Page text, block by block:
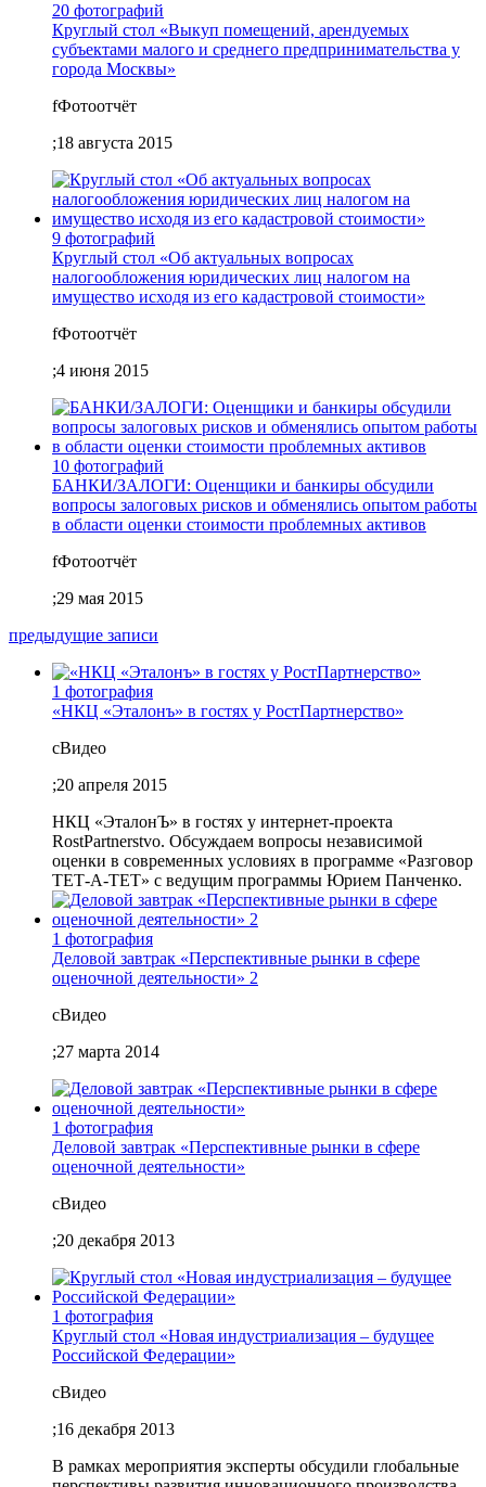
20 фотографий
Круглый стол «Выкуп помещений, арендуемых
субъектами малого и среднего предпринимательства у
города Москвы»
fФотоотчёт
;18 августа 2015
9 фотографий
Круглый стол «Об актуальных вопросах
налогообложения юридических лиц налогом на
имущество исходя из его кадастровой стоимости»
fФотоотчёт
;4 июня 2015
10 фотографий
БАНКИ/ЗАЛОГИ: Оценщики и банкиры обсудили
вопросы залоговых рисков и обменялись опытом работы
в области оценки стоимости проблемных активов
fФотоотчёт
;29 мая 2015
предыдущие записи
1 фотография
«НКЦ «Эталонъ» в гостях у РостПартнерство»
cВидео
;20 апреля 2015
НКЦ «ЭталонЪ» в гостях у интернет-проекта
RostPartnerstvo. Обсуждаем вопросы независимой
оценки в современных условиях в программе «Разговор
ТЕТ-А-ТЕТ» с ведущим программы Юрием Панченко.
1 фотография
Деловой завтрак «Перспективные рынки в сфере
оценочной деятельности» 2
cВидео
;27 марта 2014
1 фотография
Деловой завтрак «Перспективные рынки в сфере
оценочной деятельности»
cВидео
;20 декабря 2013
1 фотография
Круглый стол «Новая индустриализация – будущее
Российской Федерации»
cВидео
;16 декабря 2013
В рамках мероприятия эксперты обсудили глобальные